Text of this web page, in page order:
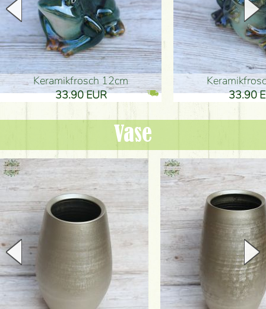
Keramikfrosch 12cm
33.90 EUR
33.90
Vase